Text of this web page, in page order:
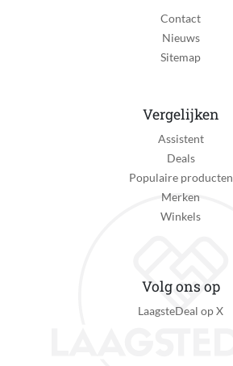
Contact
Nieuws
Sitemap
Vergelijken
Assistent
Deals
Populaire producten
Merken
Winkels
Volg ons op
LaagsteDeal op X